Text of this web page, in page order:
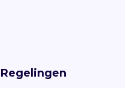
Regelingen